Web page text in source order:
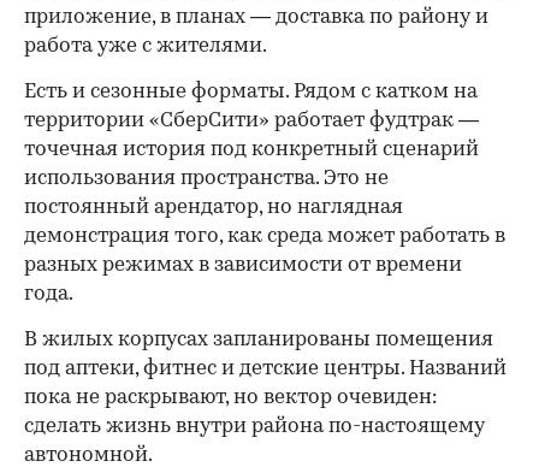
приложение, в планах — доставка по району и
работа уже с жителями.
Есть и сезонные форматы. Рядом с катком на
территории «СберСити» работает фудтрак —
точечная история под конкретный сценарий
использования пространства. Это не
постоянный арендатор, но наглядная
демонстрация того, как среда может работать в
разных режимах в зависимости от времени
года.
В жилых корпусах запланированы помещения
под аптеки, фитнес и детские центры. Названий
пока не раскрывают, но вектор очевиден:
сделать жизнь внутри района по-настоящему
автономной.